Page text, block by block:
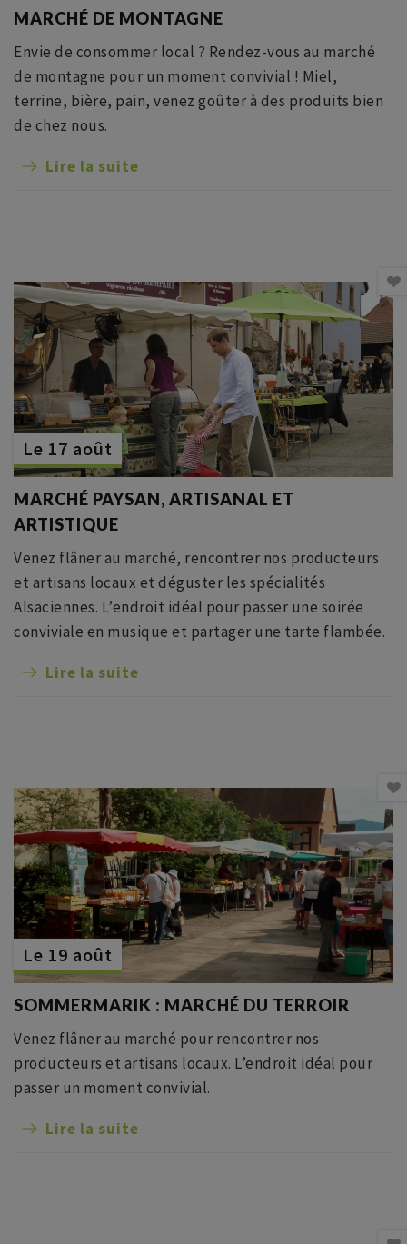
MARCHÉ DE MONTAGNE
Envie de consommer local ? Rendez-vous au marché
de montagne pour un moment convivial ! Miel,
terrine, bière, pain, venez goûter à des produits bien
de chez nous.
Lire la suite
Le 17 août
MARCHÉ PAYSAN, ARTISANAL ET
ARTISTIQUE
Venez flâner au marché, rencontrer nos producteurs
et artisans locaux et déguster les spécialités
Alsaciennes. L’endroit idéal pour passer une soirée
conviviale en musique et partager une tarte flambée.
Lire la suite
Le 19 août
SOMMERMARIK : MARCHÉ DU TERROIR
Venez flâner au marché pour rencontrer nos
producteurs et artisans locaux. L’endroit idéal pour
passer un moment convivial.
Lire la suite